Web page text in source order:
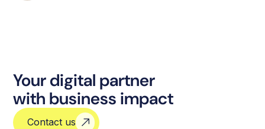
Your digital partner
with business impact
Contact us